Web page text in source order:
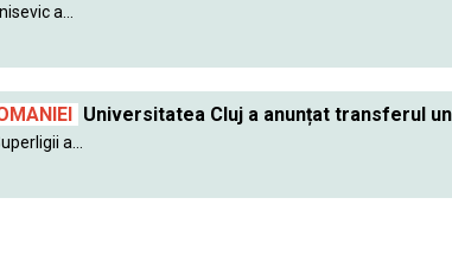
a...
Universitatea Cluj a anunțat transferul
a...